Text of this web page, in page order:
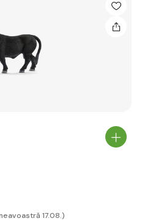
17.08.)